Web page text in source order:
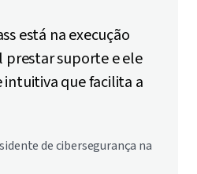
está na execução
prestar suporte e ele
que facilita a
de cibersegurança na